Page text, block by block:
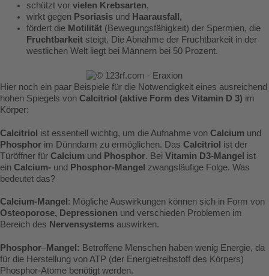
schützt vor vielen Krebsarten,
wirkt gegen Psoriasisund Haarausfall,
fördert die Motilität (Bewegungsfähigkeit) der Spermien, die
Fruchtbarkeitsteigt. Die Abnahme der Fruchtbarkeit in der
westlichen Welt liegt bei Männern bei 50 Prozent.
Hier noch ein paar Beispiele für die Notwendigkeit eines ausreichend
hohen Spiegels von Calcitriol (aktive Form des Vitamin D 3) im
Körper:
Calcitriol ist essentiell wichtig, um die Aufnahme von Calcium und
Phosphor im Dünndarm zu ermöglichen. Das Calcitriol ist der
Türöffner für Calcium und Phosphor. Bei Vitamin D3-Mangel ist
ein Calcium- und Phosphor-Mangel zwangsläufige Folge. Was
bedeutet das?
Calcium-Mangel : Mögliche Auswirkungen können sich in Form von
Osteoporose, Depressionen und verschieden Problemen im
Bereich des Nervensystems auswirken.
Phosphor–Mangel: Betroffene Menschen haben wenig Energie, da
für die Herstellung von ATP (der Energietreibstoff des Körpers)
Phosphor-Atome benötigt werden.